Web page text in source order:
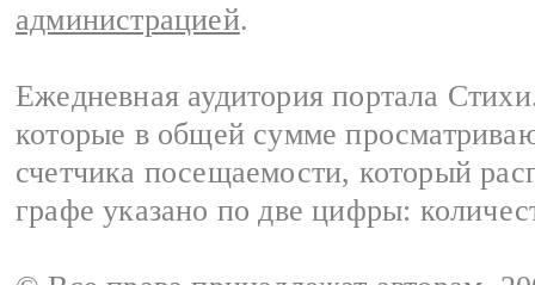
администрацией.
Ежедневная аудитория портала
которые в общей сумме
счетчика посещаемости, который
графе указано по две цифры: